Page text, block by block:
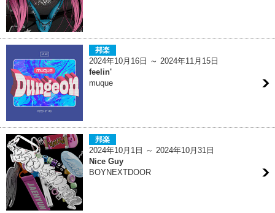
邦楽
2024年10月16日 ～ 2024年11月15日
feelin'
muque
邦楽
2024年10月1日 ～ 2024年10月31日
Nice Guy
BOYNEXTDOOR